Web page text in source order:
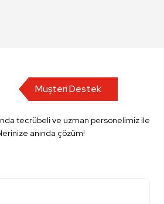
Müşteri Destek
tecrübeli ve uzman personelimiz ile
anında çözüm!